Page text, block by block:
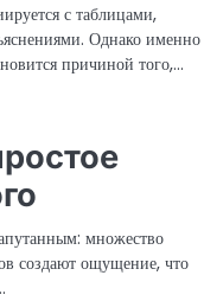
с таблицами,
Однако именно
причиной того,…
множество
создают ощущение, что